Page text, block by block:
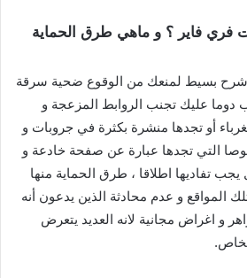
فري فاير ؟ و ماهي طرق الحماية
شرح بسيط لمنعك من الوقوع ضحية سرقة
عليك تجنب الروابط المزعجة و
أو تجدها منشرة بكثرة في جروبات و
التي تجدها عبارة عن صفحة خادعة و
تفاديها اطلاقا ، طرق الحماية منها
المواقع و عدم محادثة الذين يدعون أنه
و اغراض مجانية لانه العديد يتعرض